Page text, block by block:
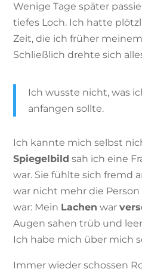
Wenige Tage später
tiefes Loch. Ich hatte
Zeit, die ich früher
Schließlich drehte sich
Ich wusste nicht, was
anfangen sollte.
Ich kannte mich selbst
Spiegelbild sah ich eine
war. Sie fühlte sich fremd
war nicht mehr die
war: Mein Lachen war
Augen sahen trüb und
Ich habe mich über mich
Immer wieder schossen